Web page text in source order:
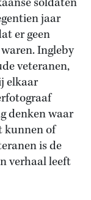
jaar
er geen
Ingleby
veteranen,
elkaar
denken waar
kunnen of
is de
verhaal leeft